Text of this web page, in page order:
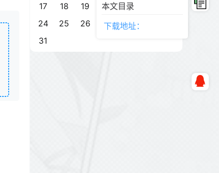
本文目录
下载地址：
17
18 19 20 21
24
25 26 27 28
31